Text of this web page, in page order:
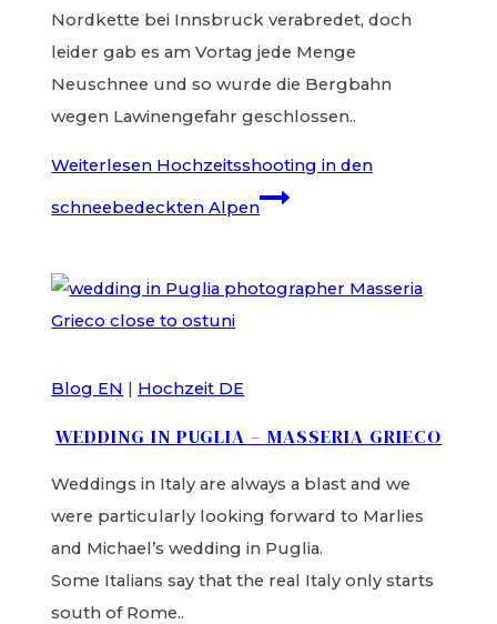
Nordkette bei Innsbruck verabredet, doch
leider gab es am Vortag jede Menge
Neuschnee und so wurde die Bergbahn
wegen Lawinengefahr geschlossen..
Weiterlesen Hochzeitsshooting in den
schneebedeckten Alpen
Blog EN | Hochzeit DE
WEDDING IN PUGLIA – MASSERIA GRIECO
Weddings in Italy are always a blast and we
were particularly looking forward to Marlies
and Michael’s wedding in Puglia.
Some Italians say that the real Italy only starts
south of Rome..